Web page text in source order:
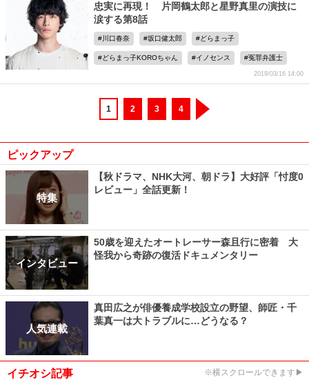
忠実に再現！ 片岡鶴太郎と星野真里の演技に
涙する第8話
川口春奈 坂口健太郎 どらまっ子
どらまっ子KOROちゃん イノセンス 冤罪弁護士
2019/03/16 14:00
1 2 3 4
ピックアップ
特集
【秋ドラマ、NHK大河、朝ドラ】大好評「忖度0
レビュー」全話更新！
インタビュー
50歳を迎えたオートレーサー森且行に密着 大
怪我から奇跡の復活ドキュメンタリー
人気連載
真田広之が俳優養成学校設立の野望、師匠・千
葉真一は大トラブルに…どうなる？
イチオシ記事 ※横スクロールできます▶